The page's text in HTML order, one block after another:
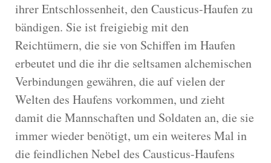
ihrer Entschlossenheit, den Causticus-Haufen zu
bändigen. Sie ist freigiebig mit den
Reichtümern, die sie von Schiffen im Haufen
erbeutet und die ihr die seltsamen alchemischen
Verbindungen gewähren, die auf vielen der
Welten des Haufens vorkommen, und zieht
damit die Mannschaften und Soldaten an, die sie
immer wieder benötigt, um ein weiteres Mal in
die feindlichen Nebel des Causticus-Haufens